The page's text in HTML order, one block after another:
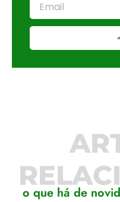
o que há de